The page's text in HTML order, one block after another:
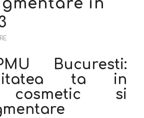
in
Bucuresti:
ta in
si